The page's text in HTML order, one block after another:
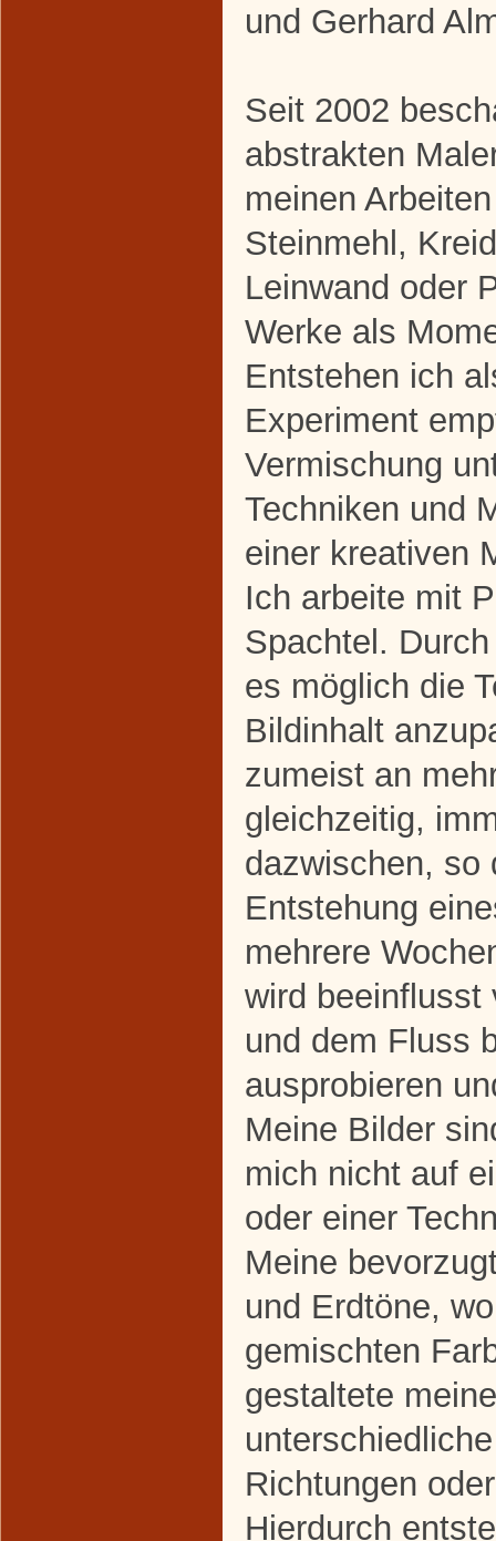
und Gerhard
Seit 2002
abstrakten
meinen
Steinmehl,
Leinwand oder
Werke als
Entstehen ich
Experiment
Vermischung
Techniken und
einer kreativen
Ich arbeite mit
Spachtel.
es möglich die
Bildinhalt
zumeist an
gleichzeitig,
dazwischen, so
Entstehung
mehrere
wird beeinflusst
und dem Fluss
ausprobieren
Meine Bilder
mich nicht auf
oder einer
Meine
und Erdtöne,
gemischten
gestaltete
Richtungen
Hierdurch